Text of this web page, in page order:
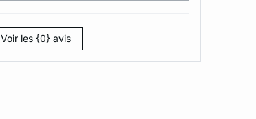
Voir les {0} avis